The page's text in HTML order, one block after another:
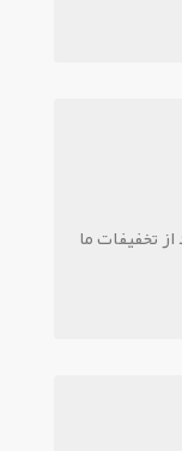
تخفيفات ما